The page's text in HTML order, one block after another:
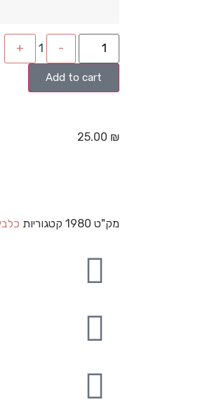
-
1
+
Add to cart
25.00 ₪
מק"ט 1980 קטגוריות